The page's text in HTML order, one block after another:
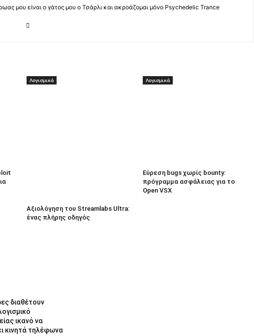
μου είναι ο γάτος μου ο Τσάρλι και ακροάζομαι μόνο Psychedelic Trance
Λογισμικά
Αξιολόγηση του Streamlabs Ultra:
ένας πλήρης οδηγός
Λογισμικά
Εύρεση bugs χωρίς bounty:
πρόγραμμα ασφάλειας για το
Open VSX
διαθέτουν
ικανό να
κινητά τηλέφωνα